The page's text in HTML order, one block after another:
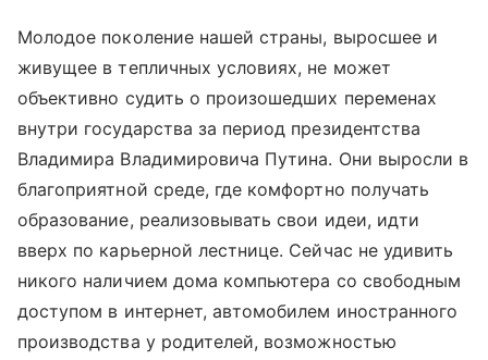
Молодое поколение нашей страны, выросшее и
живущее в тепличных условиях, не может
объективно судить о произошедших переменах
внутри государства за период президентства
Владимира Владимировича Путина. Они выросли в
благоприятной среде, где комфортно получать
образование, реализовывать свои идеи, идти
вверх по карьерной лестнице. Сейчас не удивить
никого наличием дома компьютера со свободным
доступом в интернет, автомобилем иностранного
производства у родителей, возможностью